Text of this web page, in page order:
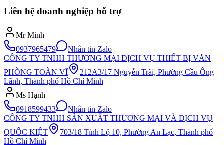
Liên hệ doanh nghiệp hỗ trợ
Mr Minh
0937965479
Nhắn tin Zalo
CÔNG TY TNHH THƯƠNG MẠI DỊCH VỤ THIẾT BỊ VĂN
PHÒNG TOÀN VĨ
212A3/17 Nguyễn Trãi, Phường Cầu Ông
Lãnh, Thành phố Hồ Chí Minh
Ms Hạnh
0918599433
Nhắn tin Zalo
CÔNG TY TNHH SẢN XUẤT THƯƠNG MẠI VÀ DỊCH VỤ
QUỐC KIỆT
703/18 Tỉnh Lộ 10, Phường An Lạc, Thành phố
Hồ Chí Minh